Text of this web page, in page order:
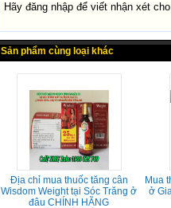
Hãy đăng nhập để viết nhận xét
Sản phẩm cùng loại khác
Địa chỉ mua thuốc tăng cân
Wisdom Weight tại Sóc Trăng ở
đâu CHÍNH HÃNG
Mua
ở